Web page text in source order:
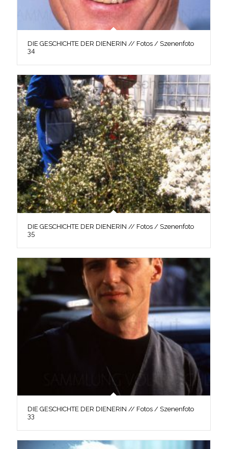
DIE GESCHICHTE DER DIENERIN // Fotos / Szenenfoto
34
DIE GESCHICHTE DER DIENERIN // Fotos / Szenenfoto
35
DIE GESCHICHTE DER DIENERIN // Fotos / Szenenfoto
33